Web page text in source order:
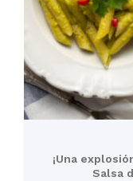
¡Una
Salsa